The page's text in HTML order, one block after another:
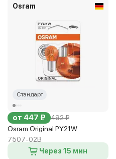
Osram
Стандарт
от 447 ₽ 492 ₽
Osram Original PY21W
7507-02B
Через 15 мин